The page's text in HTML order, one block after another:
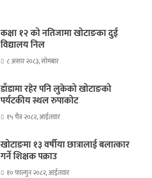
कक्षा १२ को नतिजामा खोटाङका दुई
विद्यालय निल
८ असार २०८३, सोमबार
डाँडामा रहेर पनि लुकेको खोटाङको
पर्यटकीय स्थल रुपाकोट
१५ चैत्र २०८२, आईतवार
खोटाङमा १३ वर्षीया छात्रालाई बलात्कार
गर्ने शिक्षक पक्राउ
१० फाल्गुन २०८२, आईतवार